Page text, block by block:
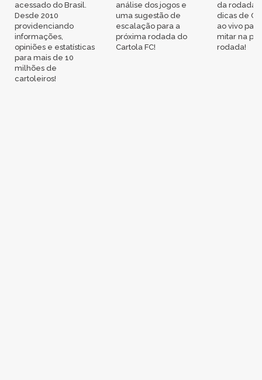
acessado do Brasil.
Desde 2010
providenciando
informações,
opiniões e estatísticas
para mais de 10
milhões de
cartoleiros!
análise dos jogos e
uma sugestão de
escalação para a
próxima rodada do
Cartola FC!
da rodada,
dicas de
ao vivo
mitar na
rodada!